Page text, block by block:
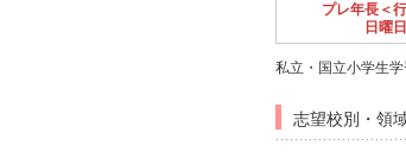
プレ年長＜
日曜
私立・国立小学生
志望校別・領